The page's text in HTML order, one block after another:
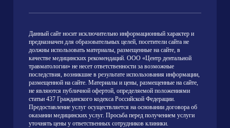
Данный сайт носит исключительно информационный характер и
предназначен для образовательных целей, посетители сайта не
должны использовать материалы, размещенные на сайте, в
качестве медицинских рекомендаций. ООО «Центр дентальной
травматологии» не несет ответственности за возможные
последствия, возникшие в результате использования информации,
размещенной на сайте. Материалы и цены, размещенные на сайте,
не являются публичной офертой, определяемой положениями
статьи 437 Гражданского кодекса Российской Федерации.
Предоставление услуг осуществляется на основании договора об
оказании медицинских услуг. Просьба перед получением услуги
уточнять цены у ответственных сотрудников клиники.